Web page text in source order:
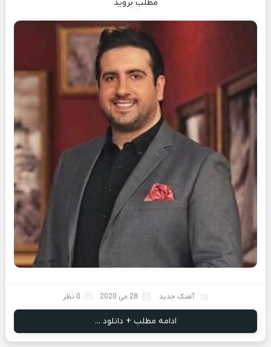
مطلب بروید
آهنگ جدید 28 می 2020 0 نظر
ادامه مطلب + دانلود ...